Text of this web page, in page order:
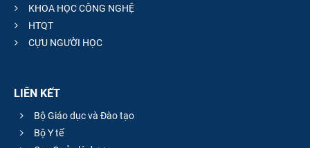
KHOA HỌC CÔNG NGHỆ
HTQT
CỰU NGƯỜI HỌC
LIÊN KẾT
Bộ Giáo dục và Đào tạo
Bộ Y tế